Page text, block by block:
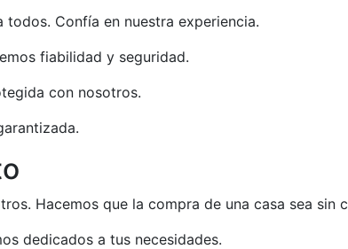
Confía en nuestra experiencia.
fiabilidad y seguridad.
con nosotros.
Hacemos que la compra de una casa sea sin
dedicados a tus necesidades.